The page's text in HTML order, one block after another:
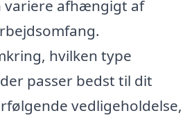
variere afhængigt af
hvilken type
passer bedst til dit
vedligeholdelse,